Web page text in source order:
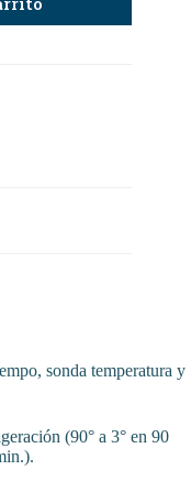
sonda temperatura y
(90° a 3° en 90